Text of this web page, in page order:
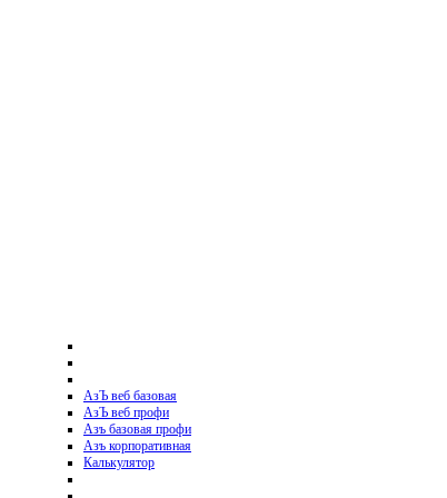
АзЪ веб базовая
АзЪ веб профи
Азъ базовая профи
Азъ корпоративная
Калькулятор